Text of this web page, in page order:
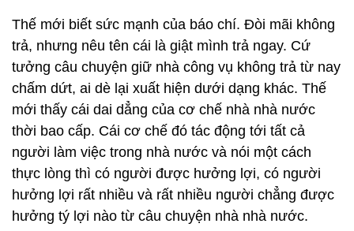
Thế mới biết sức mạnh của báo chí. Đòi mãi không
trả, nhưng nêu tên cái là giật mình trả ngay. Cứ
tưởng câu chuyện giữ nhà công vụ không trả từ nay
chấm dứt, ai dè lại xuất hiện dưới dạng khác. Thế
mới thấy cái dai dẳng của cơ chế nhà nhà nước
thời bao cấp. Cái cơ chế đó tác động tới tất cả
người làm việc trong nhà nước và nói một cách
thực lòng thì có người được hưởng lợi, có người
hưởng lợi rất nhiều và rất nhiều người chẳng được
hưởng tý lợi nào từ câu chuyện nhà nhà nước.